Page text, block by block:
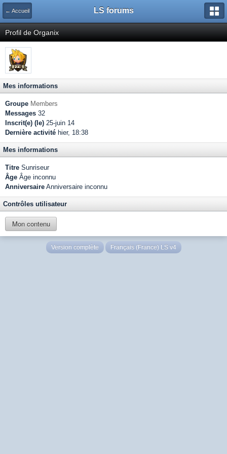
← Accueil LS forums
Profil de Organix
Mes informations
Groupe Members
Messages 32
Inscrit(e) (le) 25-juin 14
Dernière activité hier, 18:38
Mes informations
Titre Sunriseur
Âge Âge inconnu
Anniversaire Anniversaire inconnu
Contrôles utilisateur
Mon contenu
Version complète Français (France) LS v4